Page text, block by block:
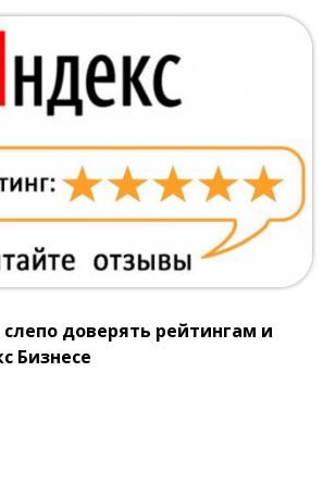
доверять рейтингам и
Бизнесе